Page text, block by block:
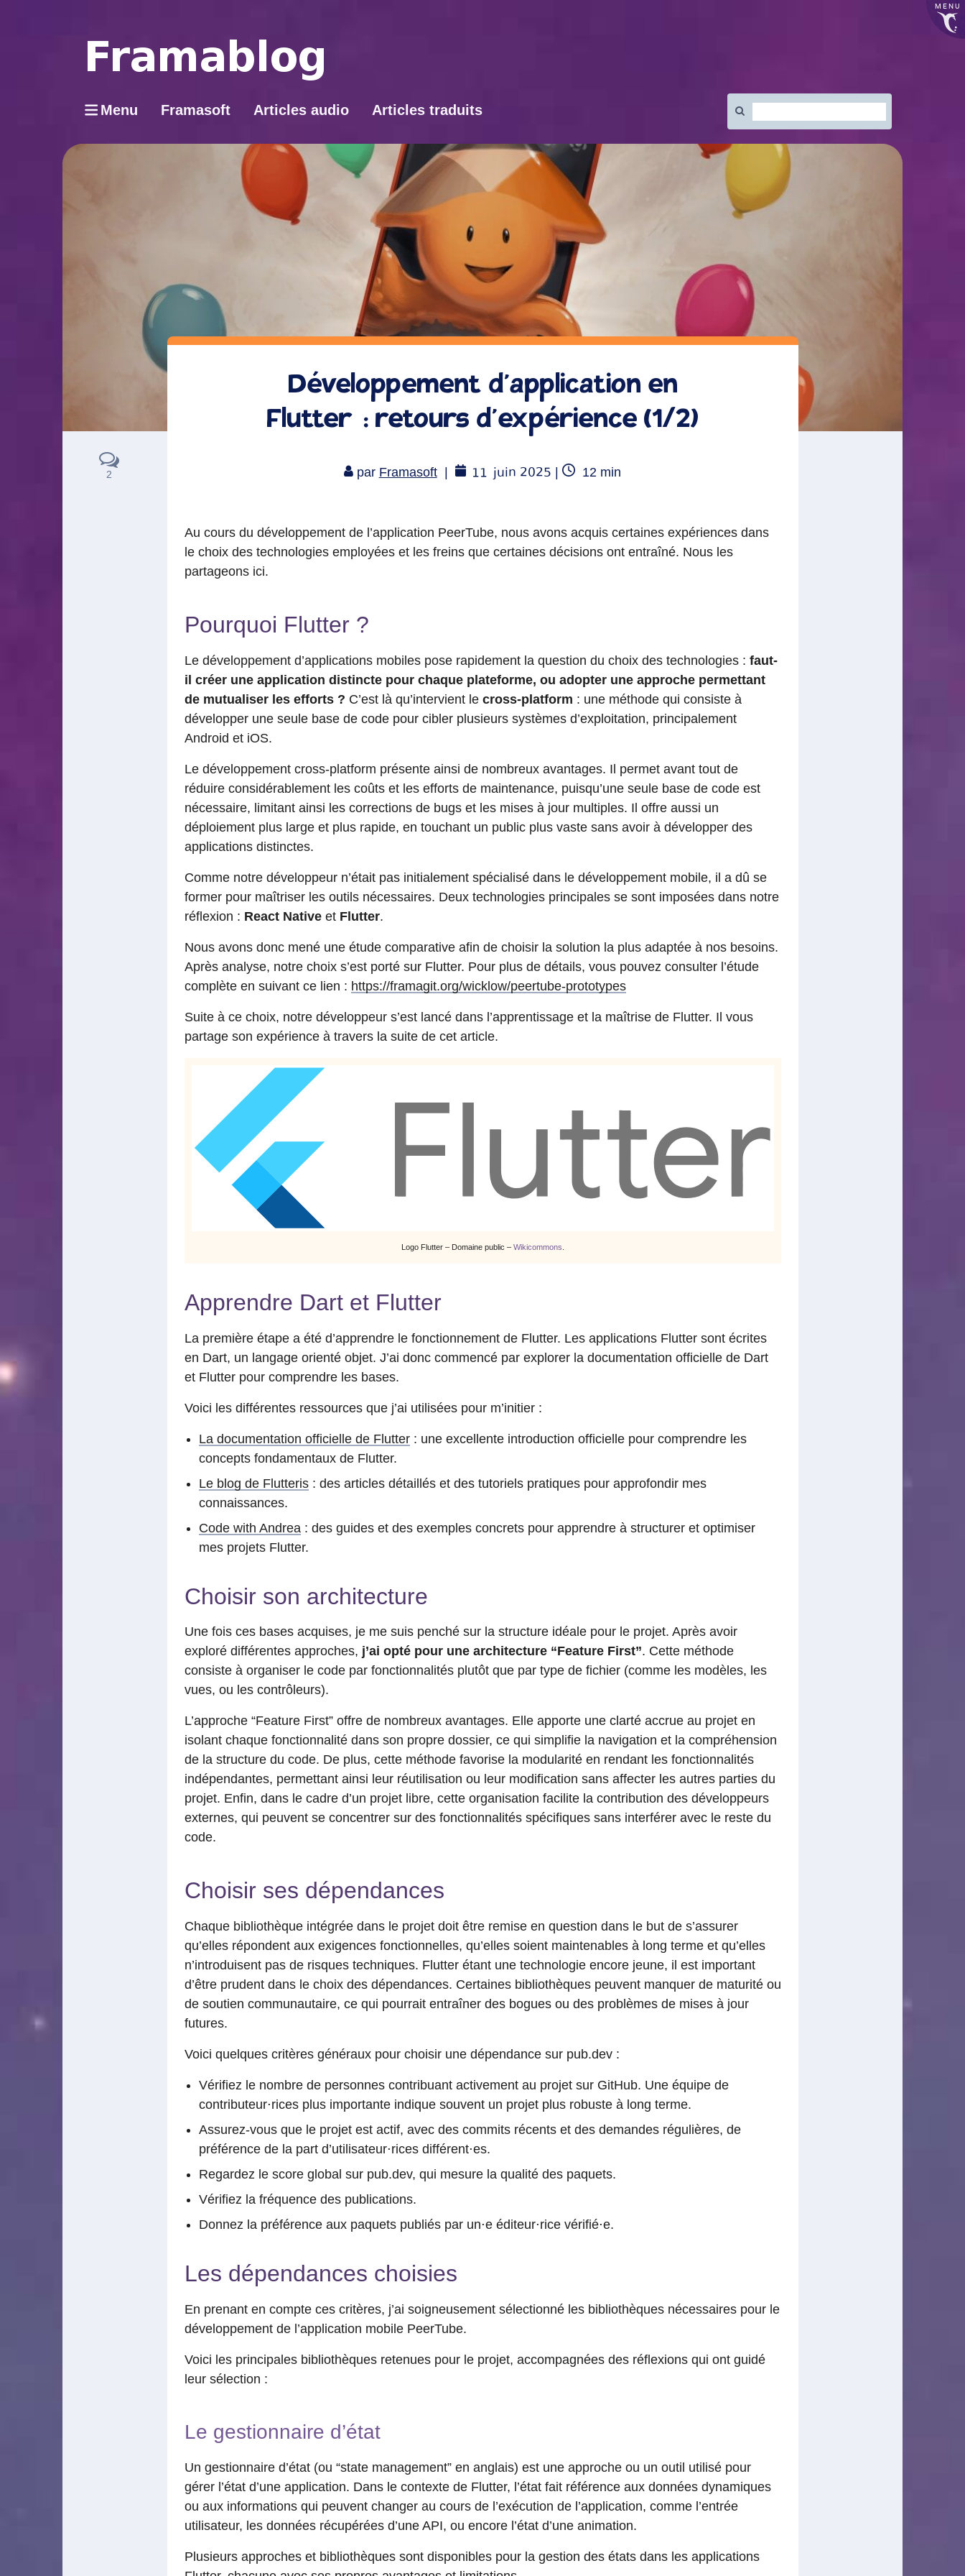
MENU
Menu Framasoft Articles audio Articles traduits
:
2
Développement d’application en
Flutter : retours d’expérience (1/2)
par Framasoft 11 juin 2025 |
Temps
12 min
Au cours du développement de l’application PeerTube, nous avons acquis certaines expériences dans
le choix des technologies employées et les freins que certaines décisions ont entraîné. Nous les
partageons ici.
Pourquoi Flutter ?
Le développement d’applications mobiles pose rapidement la question du choix des technologies : faut-
il créer une application distincte pour chaque plateforme, ou adopter une approche permettant
de mutualiser les efforts ? C’est là qu’intervient le cross-platform : une méthode qui consiste à
développer une seule base de code pour cibler plusieurs systèmes d’exploitation, principalement
Android et iOS.
Le développement cross-platform présente ainsi de nombreux avantages. Il permet avant tout de
réduire considérablement les coûts et les efforts de maintenance, puisqu’une seule base de code est
nécessaire, limitant ainsi les corrections de bugs et les mises à jour multiples. Il offre aussi un
déploiement plus large et plus rapide, en touchant un public plus vaste sans avoir à développer des
applications distinctes.
Comme notre développeur n’était pas initialement spécialisé dans le développement mobile, il a dû se
former pour maîtriser les outils nécessaires. Deux technologies principales se sont imposées dans notre
réflexion : React Nativeet Flutter.
Nous avons donc mené une étude comparative afin de choisir la solution la plus adaptée à nos besoins.
Après analyse, notre choix s’est porté sur Flutter. Pour plus de détails, vous pouvez consulter l’étude
complète en suivant ce lien : https://framagit.org/wicklow/peertube-prototypes
Suite à ce choix, notre développeur s’est lancé dans l’apprentissage et la maîtrise de Flutter. Il vous
partage son expérience à travers la suite de cet article.
Logo Flutter – Domaine public – Wikicommons
Apprendre Dart et Flutter
La première étape a été d’apprendre le fonctionnement de Flutter. Les applications Flutter sont écrites
en Dart, un langage orienté objet. J’ai donc commencé par explorer la documentation officielle de Dart
et Flutter pour comprendre les bases.
Voici les différentes ressources que j’ai utilisées pour m’initier :
La documentation officielle de Flutter: une excellente introduction officielle pour comprendre les
concepts fondamentaux de Flutter.
Le blog de Flutteris: des articles détaillés et des tutoriels pratiques pour approfondir mes
connaissances.
Code with Andrea : des guides et des exemples concrets pour apprendre à structurer et optimiser
mes projets Flutter.
Choisir son architecture
Une fois ces bases acquises, je me suis penché sur la structure idéale pour le projet. Après avoir
exploré différentes approches, j’ai opté pour une architecture “Feature First”. Cette méthode
consiste à organiser le code par fonctionnalités plutôt que par type de fichier (comme les modèles, les
vues, ou les contrôleurs).
L’approche “Feature First” offre de nombreux avantages. Elle apporte une clarté accrue au projet en
isolant chaque fonctionnalité dans son propre dossier, ce qui simplifie la navigation et la compréhension
de la structure du code. De plus, cette méthode favorise la modularité en rendant les fonctionnalités
indépendantes, permettant ainsi leur réutilisation ou leur modification sans affecter les autres parties du
projet. Enfin, dans le cadre d’un projet libre, cette organisation facilite la contribution des développeurs
externes, qui peuvent se concentrer sur des fonctionnalités spécifiques sans interférer avec le reste du
code.
Choisir ses dépendances
Chaque bibliothèque intégrée dans le projet doit être remise en question dans le but de s’assurer
qu’elles répondent aux exigences fonctionnelles, qu’elles soient maintenables à long terme et qu’elles
n’introduisent pas de risques techniques. Flutter étant une technologie encore jeune, il est important
d’être prudent dans le choix des dépendances. Certaines bibliothèques peuvent manquer de maturité ou
de soutien communautaire, ce qui pourrait entraîner des bogues ou des problèmes de mises à jour
futures.
Voici quelques critères généraux pour choisir une dépendance sur pub.dev :
Vérifiez le nombre de personnes contribuant activement au projet sur GitHub. Une équipe de
contributeur⋅rices plus importante indique souvent un projet plus robuste à long terme.
Assurez-vous que le projet est actif, avec des commits récents et des demandes régulières, de
préférence de la part d’utilisateur⋅rices différent⋅es.
Regardez le score global sur pub.dev, qui mesure la qualité des paquets.
Vérifiez la fréquence des publications.
Donnez la préférence aux paquets publiés par un⋅e éditeur⋅rice vérifié⋅e.
Les dépendances choisies
En prenant en compte ces critères, j’ai soigneusement sélectionné les bibliothèques nécessaires pour le
développement de l’application mobile PeerTube.
Voici les principales bibliothèques retenues pour le projet, accompagnées des réflexions qui ont guidé
leur sélection :
Le gestionnaire d’état
Un gestionnaire d’état (ou “state management” en anglais) est une approche ou un outil utilisé pour
gérer l’état d’une application. Dans le contexte de Flutter, l’état fait référence aux données dynamiques
ou aux informations qui peuvent changer au cours de l’exécution de l’application, comme l’entrée
utilisateur, les données récupérées d’une API, ou encore l’état d’une animation.
Plusieurs approches et bibliothèques sont disponibles pour la gestion des états dans les applications